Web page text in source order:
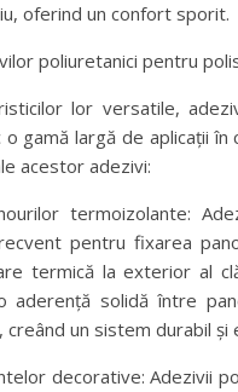
oferind un confort sporit.
poliuretanici pentru
lor versatile,
gamă largă de aplicații în
acestor adezivi:
termoizolante:
pentru fixarea
termică la exterior al
aderență solidă între
creând un sistem durabil și
decorative: Adezivii